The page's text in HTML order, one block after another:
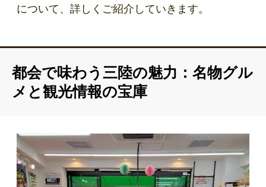
について、詳しくご紹介していきます。
都会で味わう三陸の魅力：名物グル
メと観光情報の宝庫